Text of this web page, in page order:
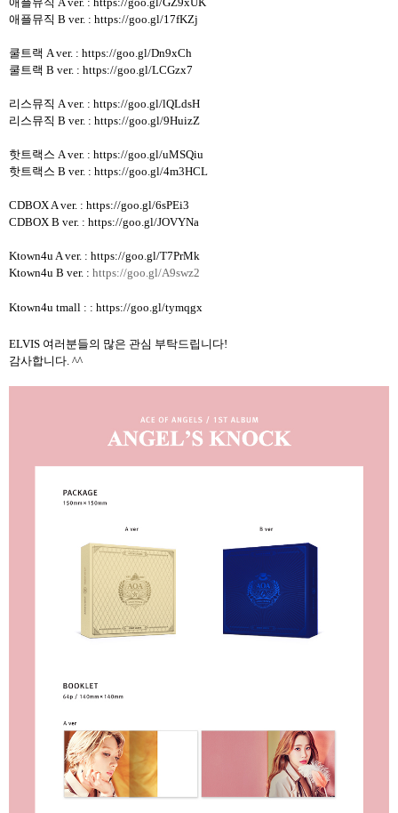
애플뮤직 B ver. : https://goo.gl/17fKZj
쿨트랙 A ver. : https://goo.gl/Dn9xCh
쿨트랙 B ver. : https://goo.gl/LCGzx7
리스뮤직 A ver. : https://goo.gl/lQLdsH
리스뮤직 B ver. : https://goo.gl/9HuizZ
핫트랙스 A ver. : https://goo.gl/uMSQiu
핫트랙스 B ver. : https://goo.gl/4m3HCL
CDBOX A ver. : https://goo.gl/6sPEi3
CDBOX B ver. : https://goo.gl/JOVYNa
Ktown4u A ver. : https://goo.gl/T7PrMk
Ktown4u B ver. : https://goo.gl/A9swz2
Ktown4u tmall : : https://goo.gl/tymqgx
ELVIS 여러분들의 많은 관심 부탁드립니다!
감사합니다. ^^